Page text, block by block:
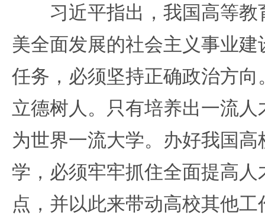
习近平指出，我国高等教
美全面发展的社会主义事业
任务，必须坚持正确政治方
立德树人。只有培养出一流
为世界一流大学。办好我国
学，必须牢牢抓住全面提高
点，并以此来带动高校其他工